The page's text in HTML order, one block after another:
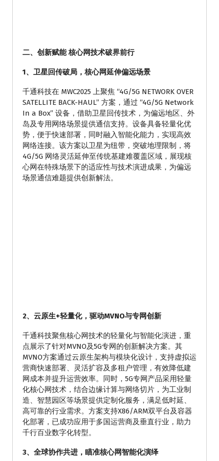
二、创新赋能 核心网技术破界前行
1、卫星回传破局，核心网延伸偏远场景
千通科技在 MWC2025 上聚焦 “4G/5G NETWORK OVER
SATELLITE BACK-HAUL” 方案，通过 “4G/5G Network
In a Box” 设备，借助卫星回传技术，为偏远地区、外
岛及专用网络场景提供通信支持。设备具备轻量化优
势，便于快速部署，同时融入智能化能力，实现高效
网络连接。该方案以卫星为纽带，突破地理限制，将
4G/5G 网络灵活延伸至传统基建难覆盖区域，展现核
心网在特殊场景下的适应性与技术演进成果，为偏远
场景通信难题提供创新解法。
2、云原生+轻量化，驱动MVNO与专网创新
千通科技聚焦核心网技术的轻量化与智能化演进，重
点展示了针对MVNO及5G专网的创新解决方案。其
MVNO方案通过云原生架构与模块化设计，支持虚拟运
营商快速部署、灵活扩容及多租户管理，有效降低建
网成本并提升运营效率。同时，5G专网产品采用轻量
化核心网技术，结合边缘计算与网络切片，为工业制
造、智慧园区等场景提供定制化服务，满足低时延、
高可靠的行业需求。方案支持X86/ARM双平台及容器
化部署，已成功应用于多国运营商及垂直行业，助力
千行百业数字化转型。
3、全球协作共进，瞄准核心网智能化演绎